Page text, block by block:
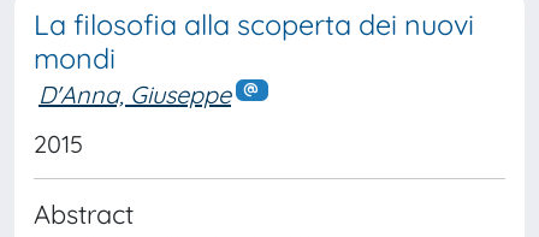
La filosofia alla scoperta dei nuovi
mondi
D'Anna, Giuseppe
2015
Abstract